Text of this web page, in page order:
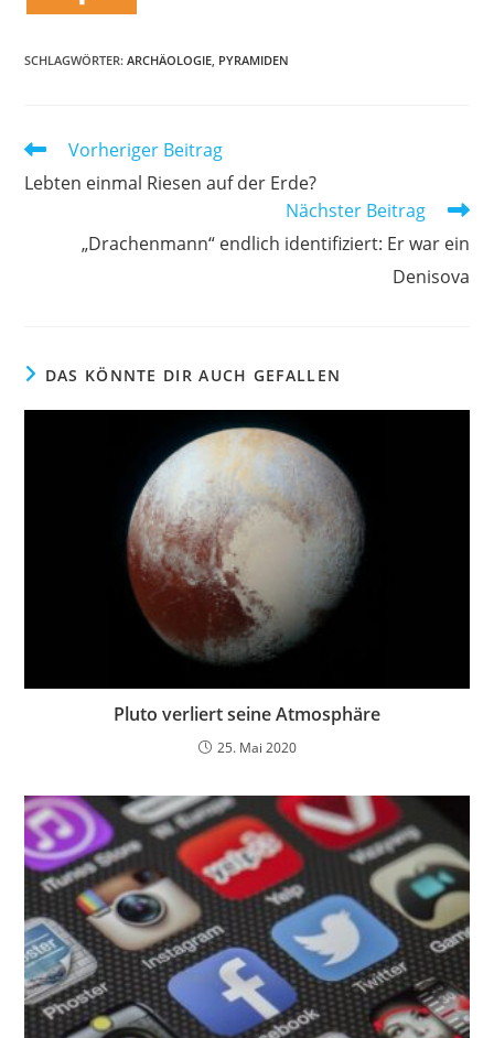
SCHLAGWÖRTER:ARCHÄOLOGIE, PYRAMIDEN
Weitere
ansehen
Vorheriger Beitrag
Lebten einmal Riesen auf der Erde?
Nächster Beitrag
„Drachenmann“ endlich identifiziert: Er war ein
Denisova
DAS KÖNNTE DIR AUCH GEFALLEN
Pluto verliert seine Atmosphäre
25. Mai 2020